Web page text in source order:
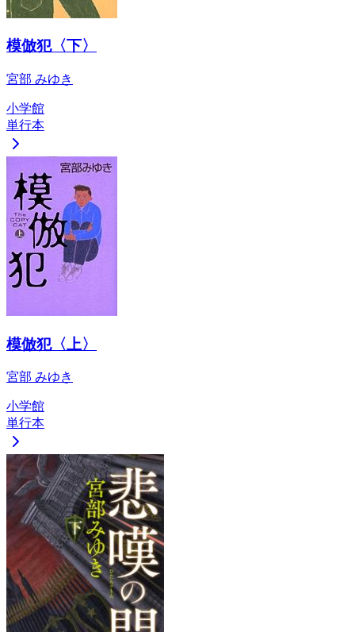
模倣犯〈下〉
宮部 みゆき
小学館
単行本
模倣犯〈上〉
宮部 みゆき
小学館
単行本